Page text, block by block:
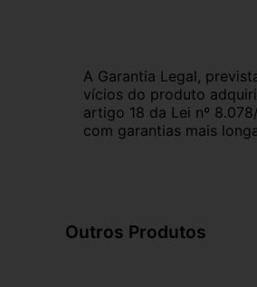
A Garantia Legal,
vícios do produto
artigo 18 da Lei nº
com garantias mais
Outros Produtos